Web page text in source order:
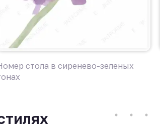
стола в сиренево-зеленых